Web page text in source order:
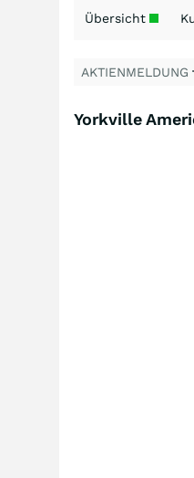
Übersicht
AKTIENMELDUNG
Yorkville